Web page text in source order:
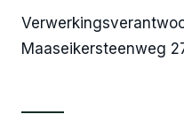
Maaseikersteenweg